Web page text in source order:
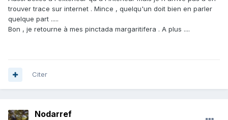
trouver trace sur internet . Mince , quelqu'un doit bien en parler
quelque part .....
Bon , je retourne à mes pinctada margaritifera . A plus ....
Citer
Nodarref